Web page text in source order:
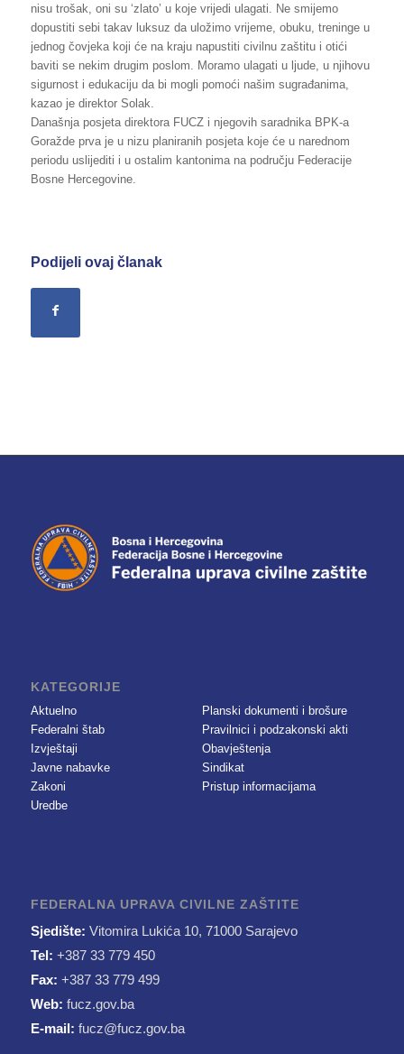
nisu trošak, oni su ‘zlato’ u koje vrijedi ulagati. Ne smijemo
dopustiti sebi takav luksuz da uložimo vrijeme, obuku, treninge u
jednog čovjeka koji će na kraju napustiti civilnu zaštitu i otići
baviti se nekim drugim poslom. Moramo ulagati u ljude, u njihovu
sigurnost i edukaciju da bi mogli pomoći našim sugrađanima,
kazao je direktor Solak.
Današnja posjeta direktora FUCZ i njegovih saradnika BPK-a
Goražde prva je u nizu planiranih posjeta koje će u narednom
periodu uslijediti i u ostalim kantonima na području Federacije
Bosne Hercegovine.
Podijeli ovaj članak
KATEGORIJE
Aktuelno
Federalni štab
Izvještaji
Javne nabavke
Zakoni
Uredbe
Planski dokumenti i brošure
Pravilnici i podzakonski akti
Obavještenja
Sindikat
Pristup informacijama
FEDERALNA UPRAVA CIVILNE ZAŠTITE
Sjedište: Vitomira Lukića 10, 71000 Sarajevo
Tel: +387 33 779 450
Fax: +387 33 779 499
Web: fucz.gov.ba
E-mail: fucz@fucz.gov.ba